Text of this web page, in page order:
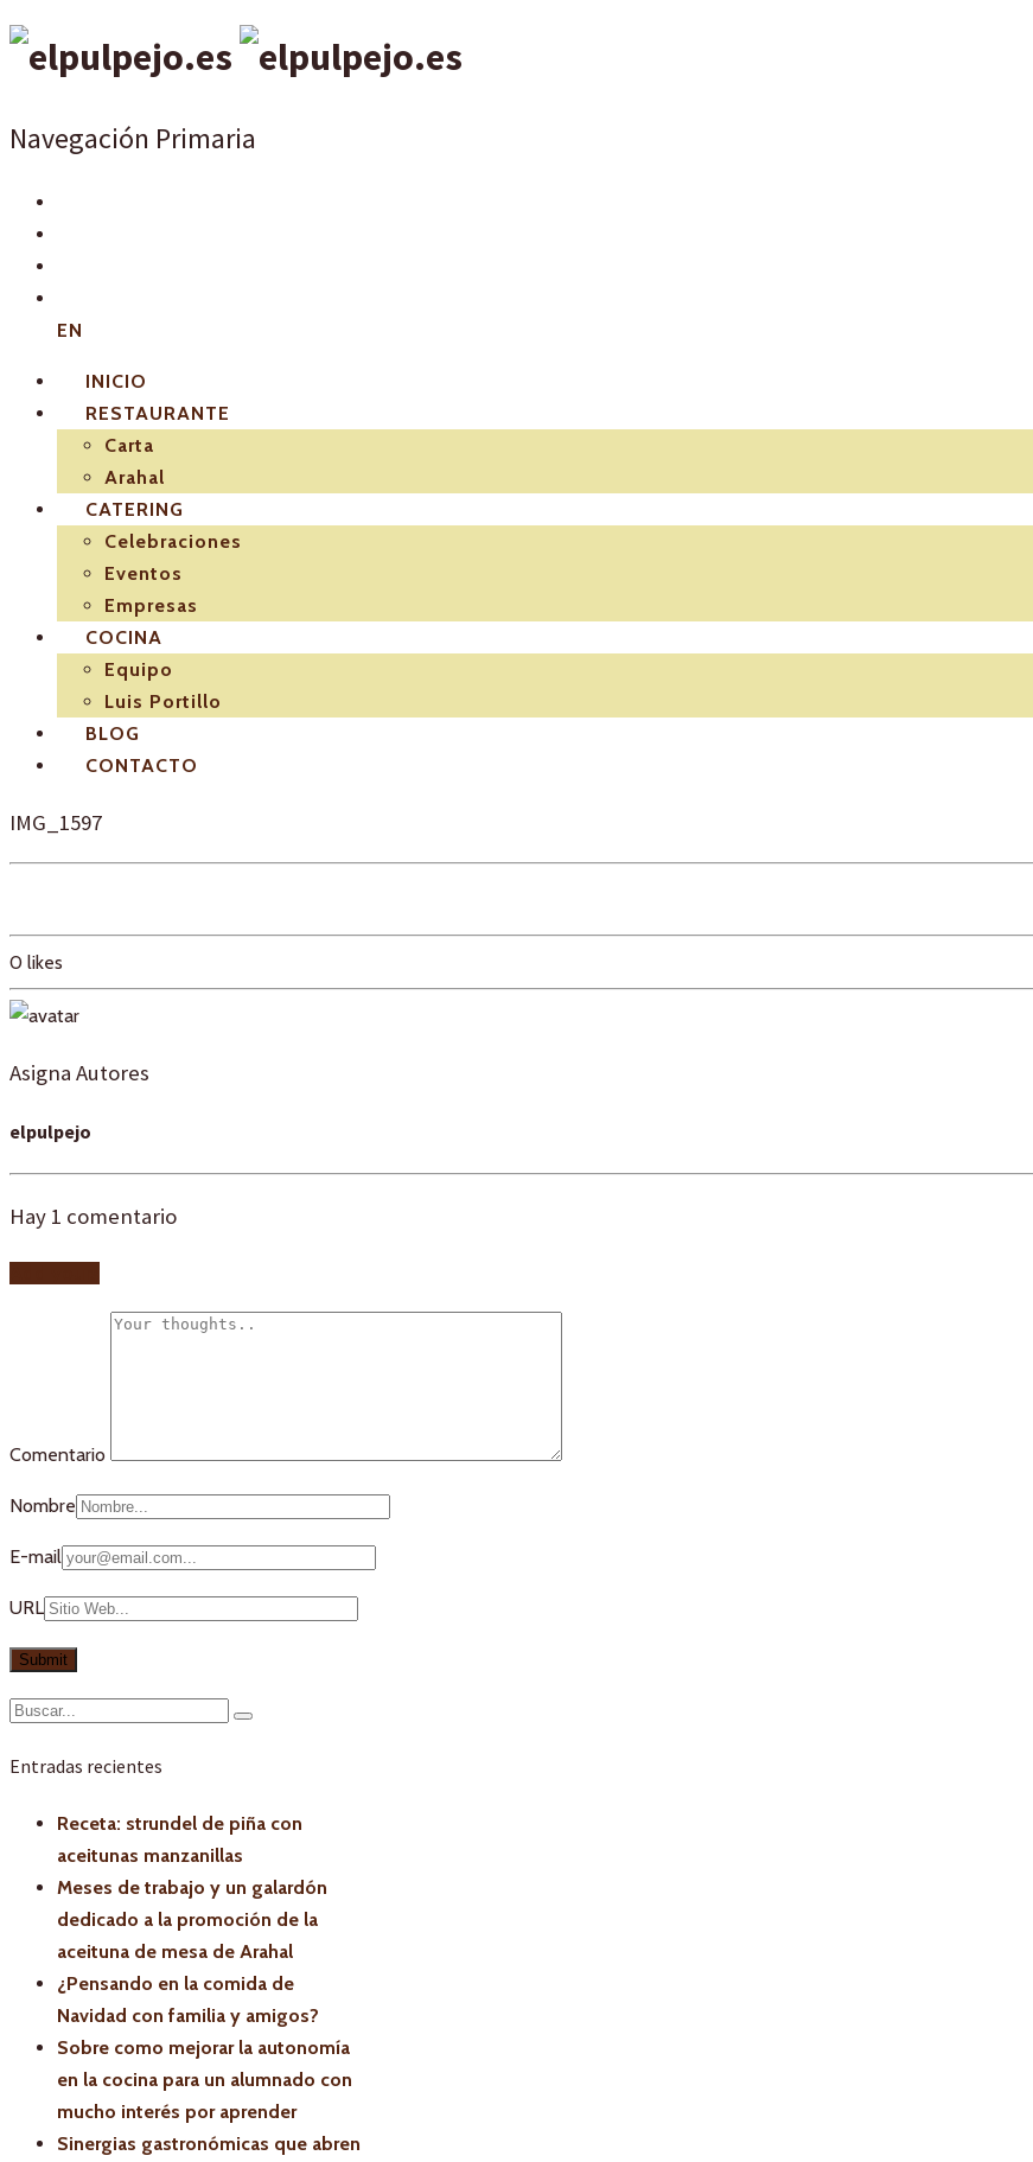
Navegación Primaria
EN
INICIO
RESTAURANTE
Carta
Arahal
CATERING
Celebraciones
Eventos
Empresas
COCINA
Equipo
Luis Portillo
BLOG
CONTACTO
IMG_1597
0 likes
Asigna Autores
elpulpejo
Hay 1 comentario
Comentario
Nombre
E-mail
URL
Entradas recientes
Receta: strundel de piña con
aceitunas manzanillas
Meses de trabajo y un galardón
dedicado a la promoción de la
aceituna de mesa de Arahal
¿Pensando en la comida de
Navidad con familia y amigos?
Sobre como mejorar la autonomía
en la cocina para un alumnado con
mucho interés por aprender
Sinergias gastronómicas que abren